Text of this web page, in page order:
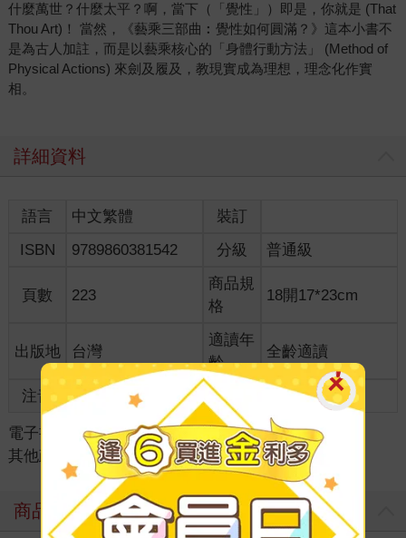
什麼萬世？什麼太平？啊，當下（「覺性」）即是，你就是 (That
Thou Art)！ 當然，《藝乘三部曲︰覺性如何圓滿？》這本小書不
是為古人加註，而是以藝乘核心的「身體行動方法」 (Method of
Physical Actions) 來劍及履及，教現實成為理想，理念化作實
相。
詳細資料
語言 中文繁體
裝訂
ISBN
9789860381542 分級 普通級
頁數 223
商品規
格
18開17*23cm
出版地 台灣
適讀年
齡
全齡適讀
注音 級別
電子書 考試書/政府出版品 ＞ 政府出版品
其他政府出版品
商品評價